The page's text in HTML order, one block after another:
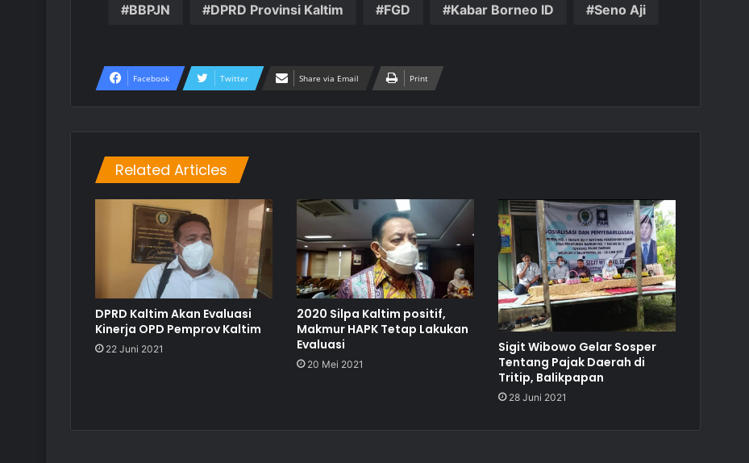
BBPJN DPRD Provinsi Kaltim FGD Kabar Borneo ID Seno Aji
Facebook Twitter Share via Email Print
Related Articles
DPRD Kaltim Akan Evaluasi
Kinerja OPD Pemprov Kaltim
22 Juni 2021
2020 Silpa Kaltim positif,
Makmur HAPK Tetap Lakukan
Evaluasi
20 Mei 2021
Sigit Wibowo Gelar Sosper
Tentang Pajak Daerah di
Tritip, Balikpapan
28 Juni 2021